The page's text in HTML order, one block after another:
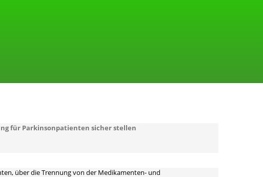
für Parkinsonpatienten sicher stellen
über die Trennung von der Medikamenten- und